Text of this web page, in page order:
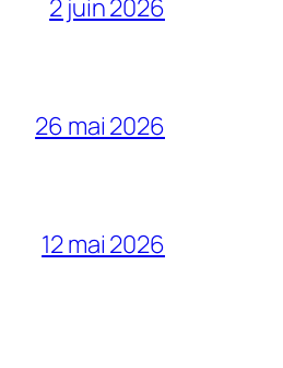
2 juin 2026
26 mai 2026
12 mai 2026